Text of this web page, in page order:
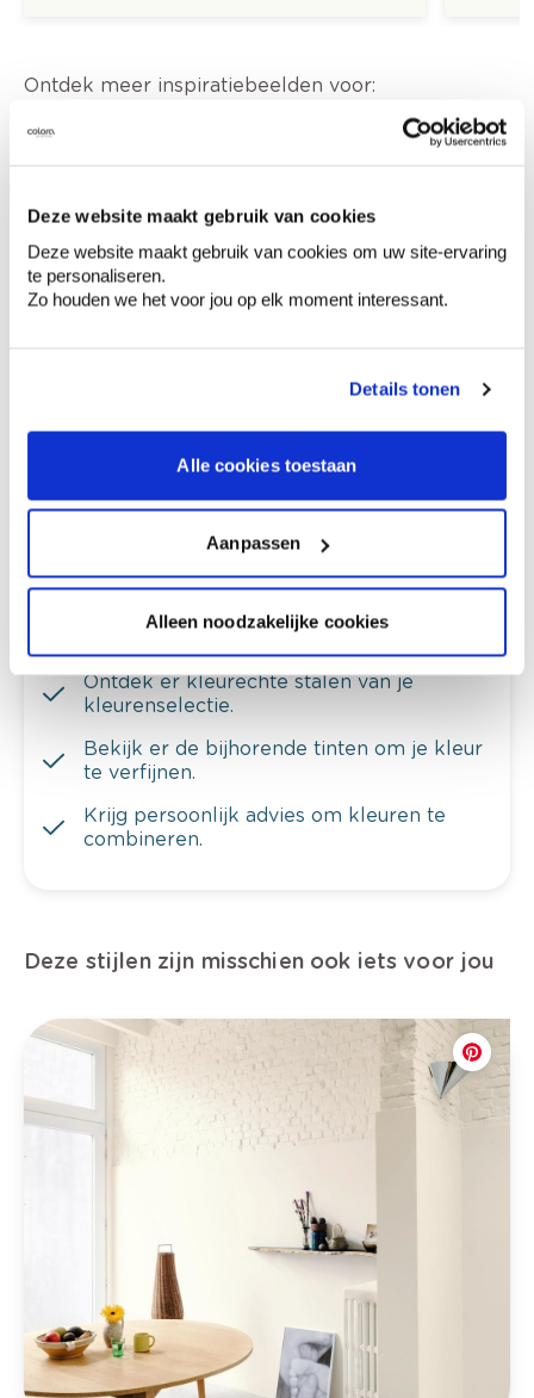
Deze website maakt gebruik van cookies
Deze website maakt gebruik van cookies om uw site-ervaring
te personaliseren.
Zo houden we het voor jou op elk moment interessant.
Details tonen
Alle cookies toestaan
Aanpassen
Alleen noodzakelijke cookies
Ontdek meer inspiratiebeelden voor:
Blauw
van je muren.
Bekijk je kleur in de winkel
Ontdek er kleurechte stalen van je
kleurenselectie.
Bekijk er de bijhorende tinten om je kleur
te verfijnen.
Krijg persoonlijk advies om kleuren te
combineren.
Deze stijlen zijn misschien ook iets voor jou